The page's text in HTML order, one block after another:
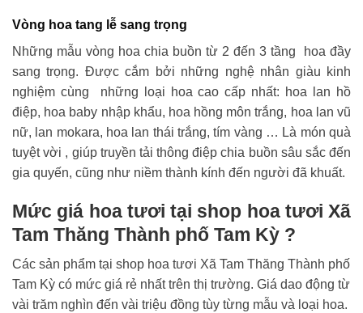
Vòng hoa tang lễ sang trọng
Những mẫu vòng hoa chia buồn từ 2 đến 3 tầng hoa đầy
sang trọng. Được cắm bởi những nghệ nhân giàu kinh
nghiệm cùng những loại hoa cao cấp nhất: hoa lan hồ
điệp, hoa baby nhập khẩu, hoa hồng môn trắng, hoa lan vũ
nữ, lan mokara, hoa lan thái trắng, tím vàng … Là món quà
tuyệt vời , giúp truyền tải thông điệp chia buồn sâu sắc đến
gia quyến, cũng như niềm thành kính đến người đã khuất.
Mức giá hoa tươi tại shop hoa tươi Xã
Tam Thăng Thành phố Tam Kỳ ?
Các sản phẩm tại shop hoa tươi Xã Tam Thăng Thành phố
Tam Kỳ có mức giá rẻ nhất trên thị trường. Giá dao động từ
vài trăm nghìn đến vài triệu đồng tùy từng mẫu và loại hoa.